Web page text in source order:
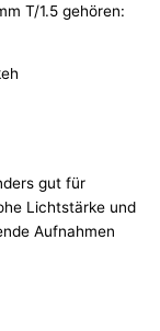
T/1.5 gehören:
gut für
Lichtstärke und
Aufnahmen